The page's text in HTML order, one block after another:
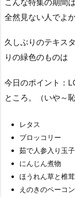
全然見ない人でよ
久しぶりのテキス
りの緑色のものは
今日のポイント：
ところ。（いや～
レタス
ブロッコリー
茹で人参入り玉
にんじん煮物
ほうれん草と椎
えのきのペーコ